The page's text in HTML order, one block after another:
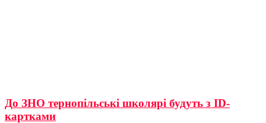
До ЗНО тернопільські школярі будуть з ID-
картками